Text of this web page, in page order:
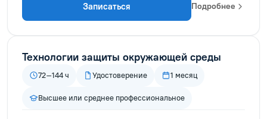
Записаться Подробнее
Технологии защиты окружающей среды
72–144 ч Удостоверение 1 месяц
Высшее или среднее профессиональное